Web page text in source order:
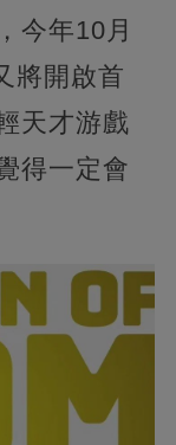
今年10月
將開啟首
天才游戲
得一定會